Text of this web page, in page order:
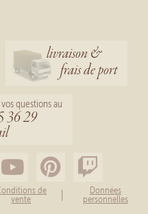
livraison &
frais de port
questions au
36 29
de
vente | Données
personnelles